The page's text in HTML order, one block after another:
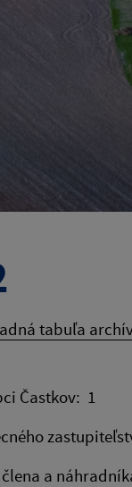
tabuľa
Častkov: 1
a